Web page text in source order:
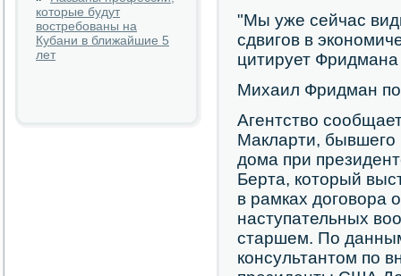
которые будут
востребованы на
Кубани в ближайшие 5
лет
"Мы уже сейчас
сдвигов в
цитирует
Михаил Фридман
Агентство
Макларти, бывшего
дома при
Берта, который
в рамках договора
наступательных
старшем. По
консультантом по